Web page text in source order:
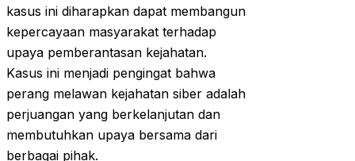
kasus ini diharapkan dapat membangun
kepercayaan masyarakat terhadap
upaya pemberantasan kejahatan.
Kasus ini menjadi pengingat bahwa
perang melawan kejahatan siber adalah
perjuangan yang berkelanjutan dan
membutuhkan upaya bersama dari
berbagai pihak.